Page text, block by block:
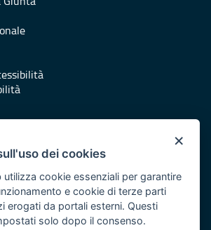
Civile Puglia
con risorse del POR Puglia 2014/2020 -
×
dei cookies
cookie essenziali per garantire
e cookie di terze parti
erogati da portali esterni. Questi
solo dopo il consenso.